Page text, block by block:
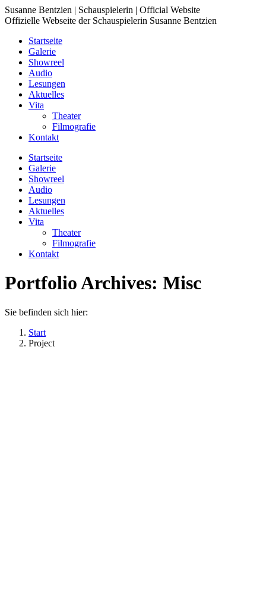
Zum
Inhalt
Susanne Bentzien | Schauspielerin | Official Website
Offizielle Webseite der Schauspielerin Susanne Bentzien
Startseite
Galerie
Showreel
Audio
Lesungen
Aktuelles
Vita
Theater
Filmografie
Kontakt
Startseite
Galerie
Showreel
Audio
Lesungen
Aktuelles
Vita
Theater
Filmografie
Kontakt
Portfolio Archives: Misc
Sie befinden sich hier:
Start
Project